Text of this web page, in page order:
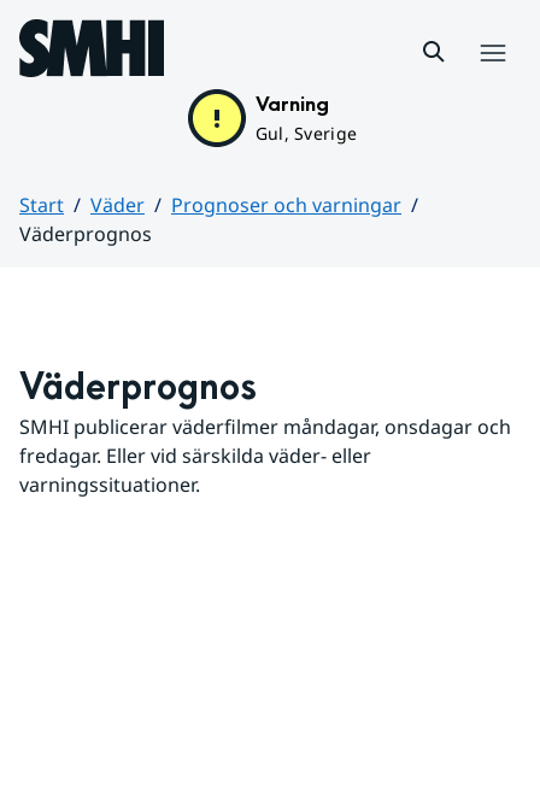
Hoppa till sidans innehåll
Varning
Gul, Sverige
Start Väder
Prognoser och varningar
Väderprognos
Väderprognos
SMHI publicerar väderfilmer måndagar, onsdagar och
fredagar. Eller vid särskilda väder- eller
varningssituationer.